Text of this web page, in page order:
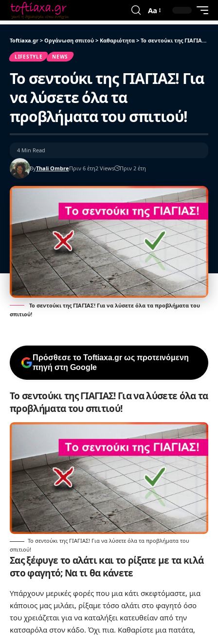
Aa
Toftiaxa.gr > Οργάνωση σπιτού > Καθαριότητα > Το σεντούκι της ΓΙΑΓΙΑΣ! Για να λύσετε όλα τα προβλήματα του σπιτιού!
LIFESTYLE NEWS
Το σεντούκι της ΓΙΑΓΙΑΣ! Για
να λύσετε όλα τα
προβλήματα του σπιτιού!
ByThali OmbreΠριν 6 έτη2 Views Πριν 2 έτη
4 Min Read
Το σεντούκι της ΓΙΑΓΙΑΣ! Για να λύσετε όλα τα προβλήματα του
σπιτιού!
Πρόσθεσε το Toftiaxa.gr ως προτεινόμενη
πηγή στη Google
Το σεντούκι της ΓΙΑΓΙΑΣ! Για να λύσετε όλα τα
προβλήματα του σπιτιού!
Το σεντούκι της ΓΙΑΓΙΑΣ! Για να λύσετε όλα τα προβλήματα του
σπιτιού!
Σας ξέφυγε το αλάτι και το ρίξατε με τα κιλά
στο φαγητό; Να τι θα κάνετε
Υπάρχουν μερικές φορές που μια κάτι σκεφτόμαστε, μια
κάποιος μας μιλάει, ρίξαμε τόσο αλάτι στο φαγητό όσο
του χρειάζεται για να καταλήξει κατευθείαν από την
κατσαρόλα στον κάδο. Όχι πια. Καθαρίστε μια πατάτα,